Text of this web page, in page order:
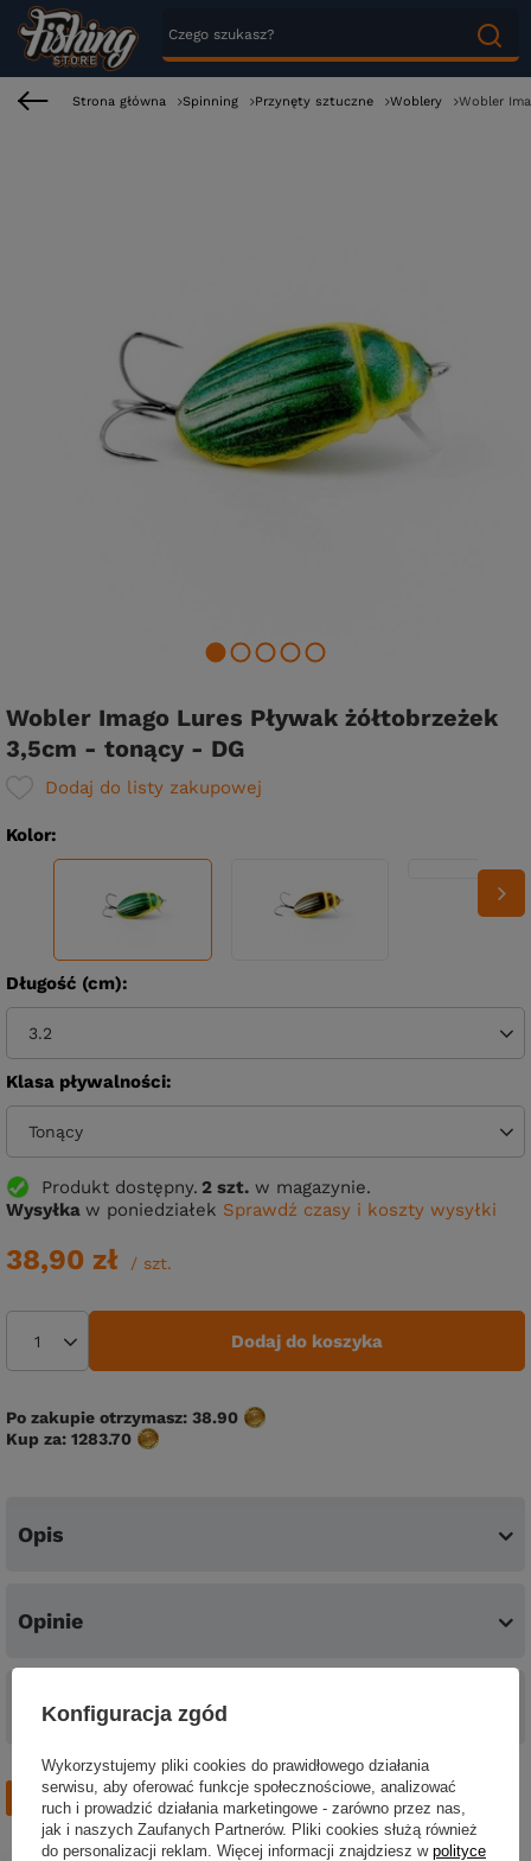
Strona główna Spinning Przynęty sztuczne Woblery Wobler
Wobler Imago Lures Pływak żółtobrzeżek
3,5cm - tonący - DG
Dodaj do listy zakupowej
Kolor
Długość (cm)
3.2
Klasa pływalności
Tonący
Produkt dostępny 2 szt. w magazynie.
Wysyłka w poniedziałek Sprawdź czasy i koszty wysyłki
38,90 zł / szt.
Dodaj do koszyka
Po zakupie otrzymasz: 38.90
Kup za: 1283.70
Opis
Opinie
Pytania o produkt
Zobacz również
Konfiguracja zgód
Wykorzystujemy pliki cookies do prawidłowego działania
serwisu, aby oferować funkcje społecznościowe, analizować
ruch i prowadzić działania marketingowe - zarówno przez nas,
jak i naszych Zaufanych Partnerów. Pliki cookies służą również
do personalizacji reklam. Więcej informacji znajdziesz w polityce